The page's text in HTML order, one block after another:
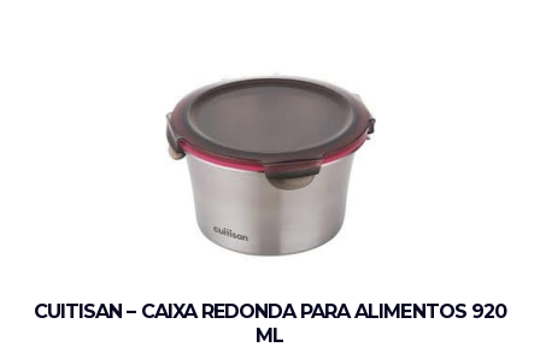
CUITISAN – CAIXA REDONDA PARA ALIMENTOS 920
ML